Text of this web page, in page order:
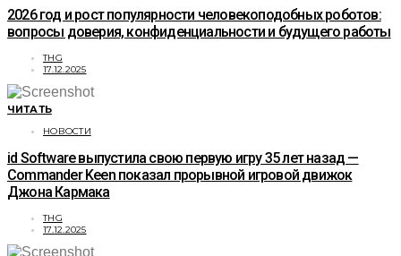
2026 год и рост популярности человекоподобных роботов:
вопросы доверия, конфиденциальности и будущего работы
THG
17.12.2025
ЧИТАТЬ
НОВОСТИ
id Software выпустила свою первую игру 35 лет назад —
Commander Keen показал прорывной игровой движок
Джона Кармака
THG
17.12.2025